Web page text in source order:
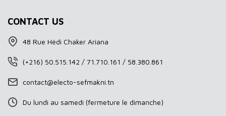
CONTACT US
48 Rue Hédi Chaker Ariana
(+216) 50.515.142 / 71.710.161 / 58.380.861
contact@electo-sefmakni.tn
Du lundi au samedi (fermeture le dimanche)